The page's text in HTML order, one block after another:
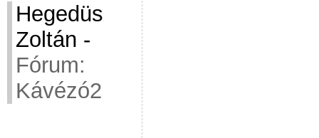
Hegedüs
Zoltán -
Fórum:
Kávézó2